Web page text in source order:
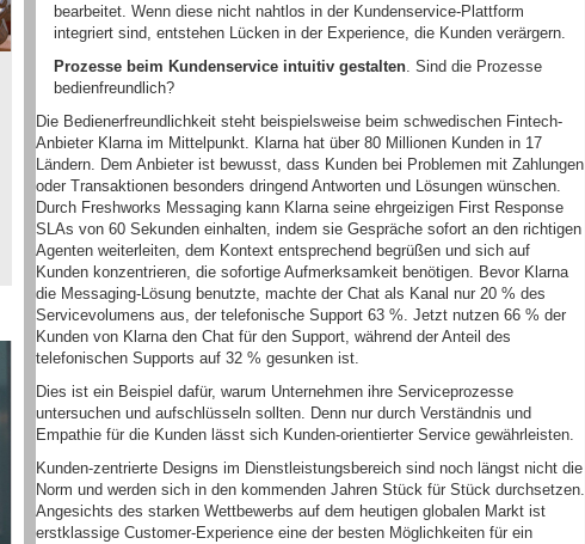
bearbeitet. Wenn diese nicht nahtlos in der Kundenservice-Plattform
integriert sind, entstehen Lücken in der Experience, die Kunden verärgern.
Prozesse beim Kundenservice intuitiv gestalten. Sind die Prozesse
bedienfreundlich?
Die Bedienerfreundlichkeit steht beispielsweise beim schwedischen Fintech-
Anbieter Klarna im Mittelpunkt. Klarna hat über 80 Millionen Kunden in 17
Ländern. Dem Anbieter ist bewusst, dass Kunden bei Problemen mit Zahlungen
oder Transaktionen besonders dringend Antworten und Lösungen wünschen.
Durch Freshworks Messaging kann Klarna seine ehrgeizigen First Response
SLAs von 60 Sekunden einhalten, indem sie Gespräche sofort an den richtigen
Agenten weiterleiten, dem Kontext entsprechend begrüßen und sich auf
Kunden konzentrieren, die sofortige Aufmerksamkeit benötigen. Bevor Klarna
die Messaging-Lösung benutzte, machte der Chat als Kanal nur 20 % des
Servicevolumens aus, der telefonische Support 63 %. Jetzt nutzen 66 % der
Kunden von Klarna den Chat für den Support, während der Anteil des
telefonischen Supports auf 32 % gesunken ist.
Dies ist ein Beispiel dafür, warum Unternehmen ihre Serviceprozesse
untersuchen und aufschlüsseln sollten. Denn nur durch Verständnis und
Empathie für die Kunden lässt sich Kunden-orientierter Service gewährleisten.
Kunden-zentrierte Designs im Dienstleistungsbereich sind noch längst nicht die
Norm und werden sich in den kommenden Jahren Stück für Stück durchsetzen.
Angesichts des starken Wettbewerbs auf dem heutigen globalen Markt ist
erstklassige Customer-Experience eine der besten Möglichkeiten für ein